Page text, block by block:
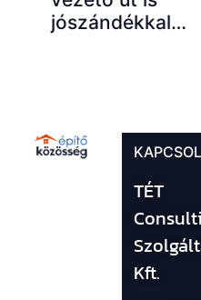
jószándékkal…
TÉT
Kft.